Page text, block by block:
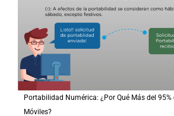
Portabilidad Numérica: ¿Por Qué Más del
Móviles?